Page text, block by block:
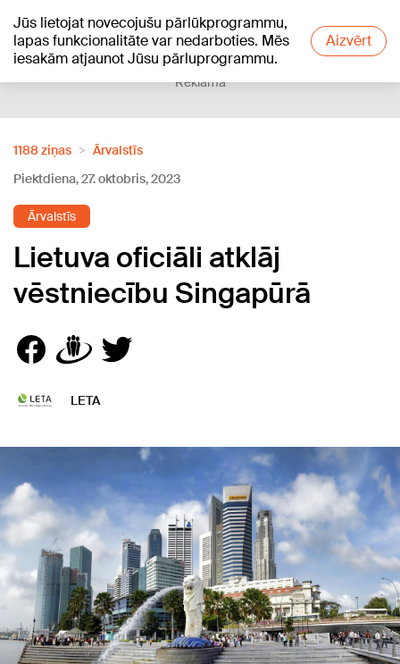
Jūs lietojat novecojušu pārlūkprogrammu,
lapas funkcionalitāte var nedarboties. Mēs
iesakām atjaunot Jūsu pārluprogrammu.
Aizvērt
+18°C
Reklāma
1188 ziņas
Ārvalstīs
Piektdiena, 27. oktobris, 2023
Ārvalstīs
Lietuva oficiāli atklāj
vēstniecību Singapūrā
LETA